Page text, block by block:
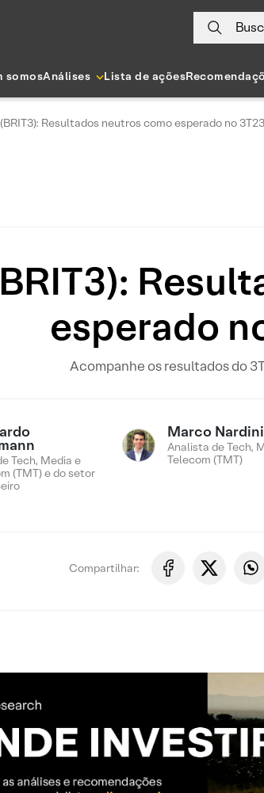
somosAnálises Lista de ações
Resultados neutros como esperado no 3T23
esperado
Acompanhe os resultados do
Tech, Media e
(TMT) e do setor
Marco Nardini
Analista de Tech,
Telecom (TMT)
Compartilhar: